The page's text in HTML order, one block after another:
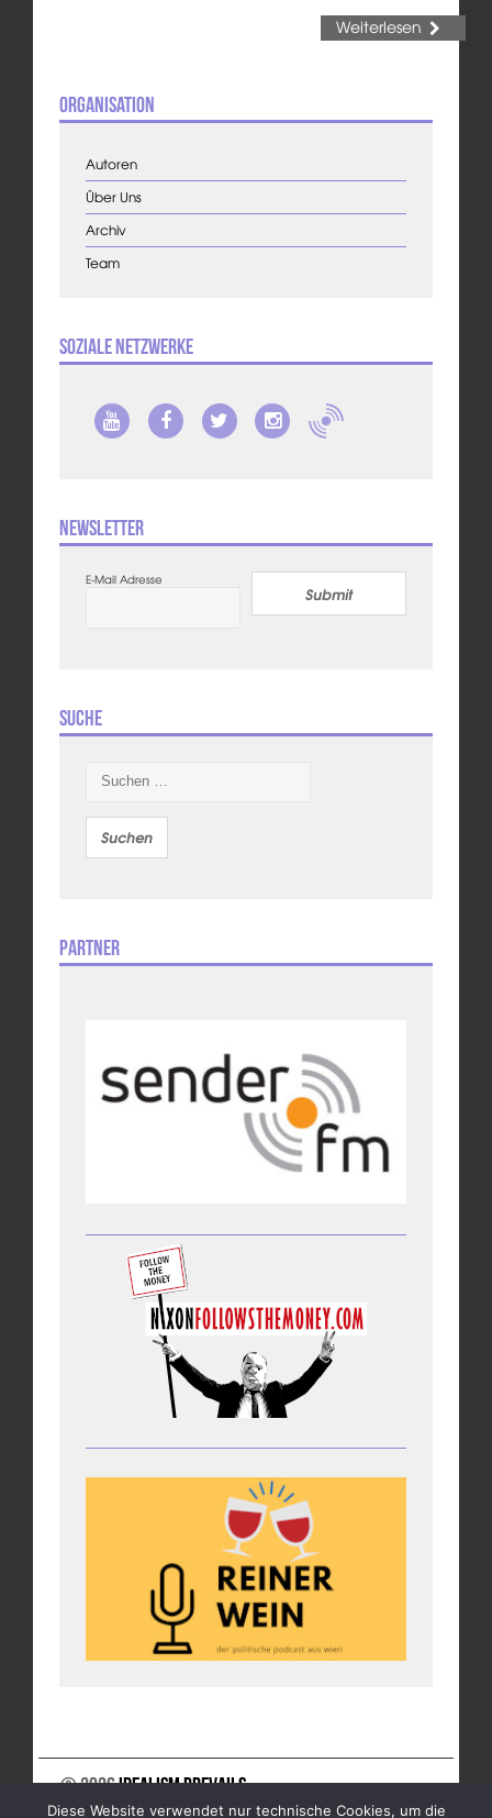
Weiterlesen
Organisation
Autoren
Über Uns
Archiv
Team
Soziale Netzwerke
Newsletter
E-Mail Adresse
Submit
Suche
nach:
Partner
© 2026Idealism Prevails
Diese Website verwendet nur technische Cookies, um die